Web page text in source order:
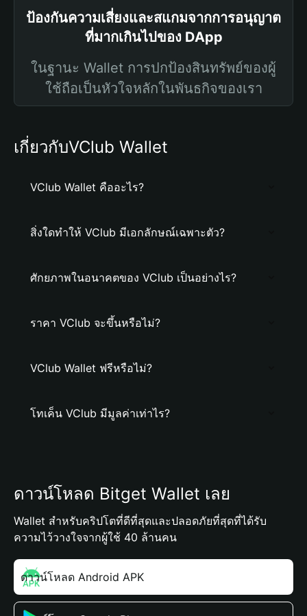
ป้องกันความเสี่ยงและสแกมจากการอนุญาต
ที่มากเกินไปของ DApp
ในฐานะ Wallet การปกป้องสินทรัพย์ของผู้
ใช้ถือเป็นหัวใจหลักในพันธกิจของเรา
เกี่ยวกับVClub Wallet
VClub Wallet คืออะไร?
สิ่งใดทำให้ VClub มีเอกลักษณ์เฉพาะตัว?
ศักยภาพในอนาคตของ VClub เป็นอย่างไร?
ราคา VClub จะขึ้นหรือไม่?
VClub Wallet ฟรีหรือไม่?
โทเค็น VClub มีมูลค่าเท่าไร?
ดาวน์โหลด Bitget Wallet เลย
Wallet สำหรับคริปโตที่ดีที่สุดและปลอดภัยที่สุดที่ได้รับ
ความไว้วางใจจากผู้ใช้ 40 ล้านคน
ดาวน์โหลด Android APK